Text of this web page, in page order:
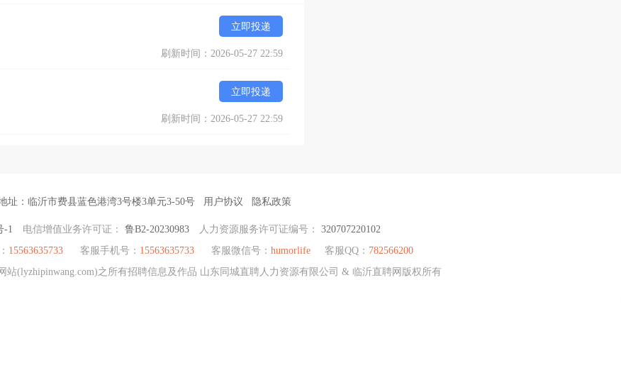
立即投递
刷新时间：2026-05-27 22:59
立即投递
刷新时间：2026-05-27 22:59
址：临沂市费县蓝色港湾3号楼3单元3-50号 用户协议 隐私政策
-1 电信增值业务许可证： 鲁B2-20230983 人力资源服务许可证编号： 320707220102
15563635733 客服手机号： 15563635733 客服微信号： humorlife 客服QQ： 782566200
站(lyzhipinwang.com)之所有招聘信息及作品 山东同城直聘人力资源有限公司 & 临沂直聘网版权所有